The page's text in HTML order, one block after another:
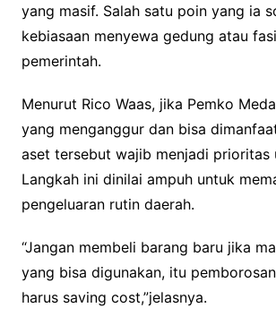
yang masif. Salah satu poin yang ia
kebiasaan menyewa gedung atau
pemerintah.
​Menurut Rico Waas, jika Pemko
yang menganggur dan bisa
aset tersebut wajib menjadi prioritas
Langkah ini dinilai ampuh untuk
pengeluaran rutin daerah.
“Jangan membeli barang baru jika
yang bisa digunakan, itu
harus saving cost,”jelasnya.